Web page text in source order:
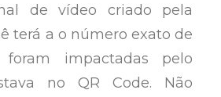
de vídeo criado pela
terá a o número exato de
foram impactadas pelo
no QR Code. Não